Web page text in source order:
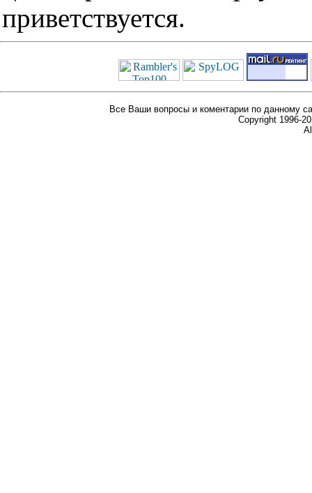
приветствуется.
Все Ваши вопросы и коментарии по данному
Copyright 1996-